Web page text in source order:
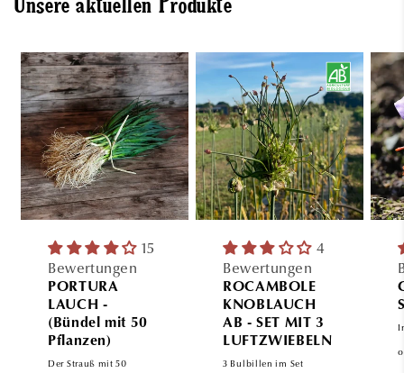
Unsere aktuellen Produkte
15
Bewertungen
PORTURA
LAUCH -
(Bündel mit 50
Pflanzen)
Der Strauß mit 50
4
Bewertungen
ROCAMBOLE
KNOBLAUCH
AB - SET MIT 3
LUFTZWIEBELN
3 Bulbillen im Set